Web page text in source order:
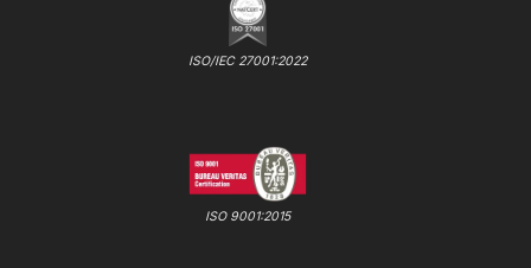
ISO/IEC 27001:2022
ISO 9001:2015